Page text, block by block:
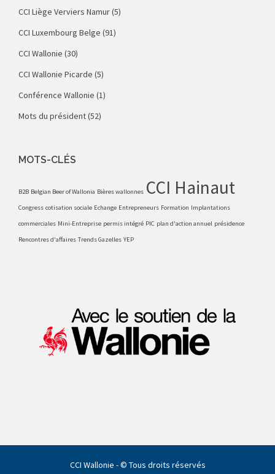
CCI Liège Verviers Namur(5)
CCI Luxembourg Belge (91)
CCI Wallonie (30)
CCI Wallonie Picarde (5)
Conférence Wallonie (1)
Mots du président(52)
MOTS-CLÉS
B2B Belgian Beer of Wallonia Bières wallonnes CCI Hainaut
Congress cotisation sociale Echange Entrepreneurs Formation Implantations
commerciales Mini-Entreprise permis intégré PIC plan d'action annuel présidence
Rencontres d'affaires Trends Gazelles YEP
CCI Wallonie - © Tous droits réservés